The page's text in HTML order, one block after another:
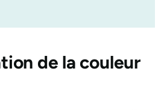
de la couleur